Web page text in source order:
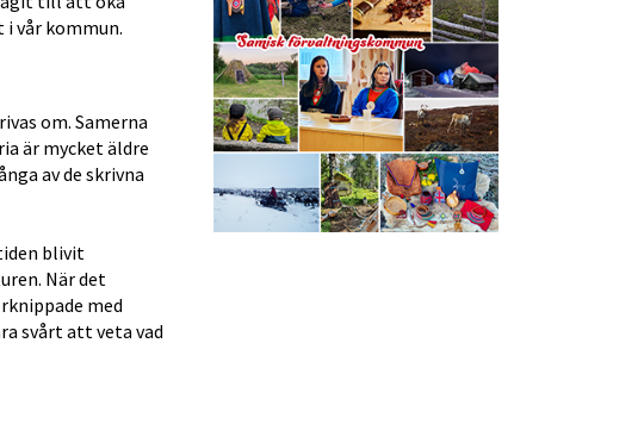
i vår kommun.
om. Samerna
är mycket äldre
av de skrivna
blivit
När det
med
svårt att veta vad